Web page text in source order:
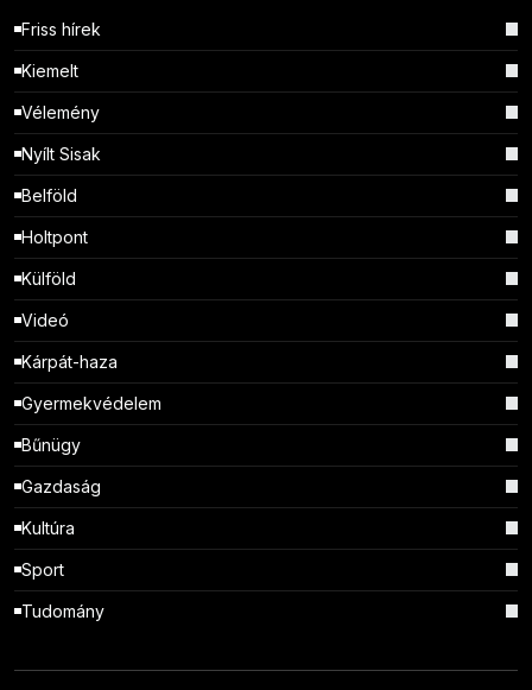
Friss hírek
Kiemelt
Vélemény
Nyílt Sisak
Belföld
Holtpont
Külföld
Videó
Kárpát-haza
Gyermekvédelem
Bűnügy
Gazdaság
Kultúra
Sport
Tudomány